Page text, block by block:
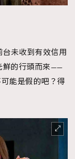
台未收到有效信用
鮮的行頭而來——
能是假的吧？得